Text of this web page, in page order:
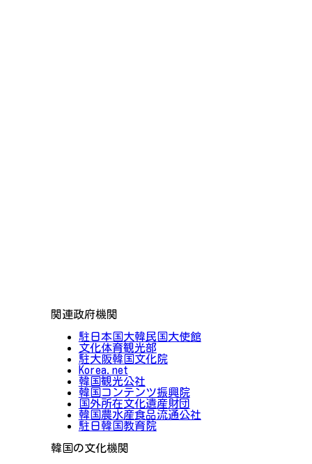
関連政府機関
駐日本国大韓民国大使館
文化体育観光部
駐大阪韓国文化院
Korea.net
韓国観光公社
韓国コンテンツ振興院
国外所在文化遺産財団
韓国農水産食品流通公社
駐日韓国教育院
韓国の文化機関